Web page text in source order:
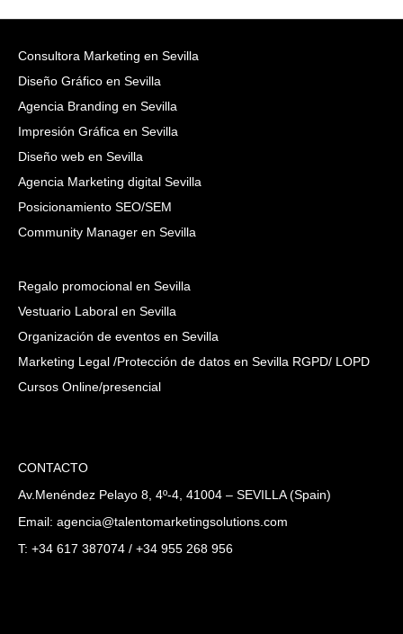
Consultora Marketing en Sevilla
Diseño Gráfico en Sevilla
Agencia Branding en Sevilla
Impresión Gráfica en Sevilla
Diseño web en Sevilla
Agencia Marketing digital Sevilla
Posicionamiento SEO/SEM
Community Manager en Sevilla
Regalo promocional en Sevilla
Vestuario Laboral en Sevilla
Organización de eventos en Sevilla
Marketing Legal /Protección de datos en Sevilla RGPD/ LOPD
Cursos Online/presencial
CONTACTO
Av.Menéndez Pelayo 8, 4º-4, 41004 – SEVILLA (Spain)
Email: agencia@talentomarketingsolutions.com
T: +34 617 387074 / +34 955 268 956